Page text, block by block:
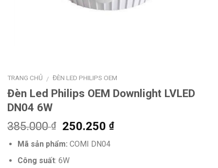
TRANG CHỦ / ĐÈN LED PHILIPS OEM
Đèn Led Philips OEM Downlight LVLED
DN04 6W
385.000₫
Giá
gốc
là:
385.000 ₫.
250.250₫Giá
Mã sản phẩm: COMI DN04
Công suất: 6W